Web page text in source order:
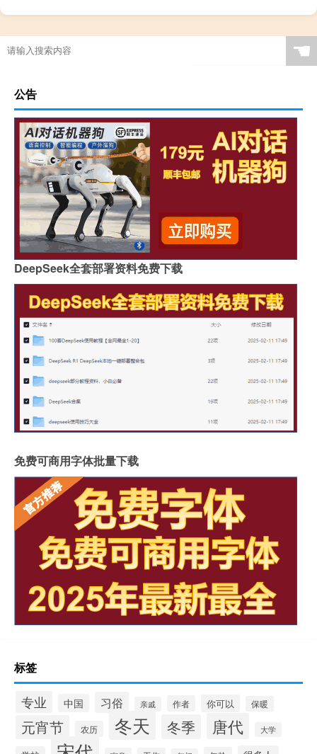
☚
公告
DeepSeek全套部署资料免费下载
免费可商用字体批量下载
标签
专业 中国 习俗 亲戚 作者 你可以 保暖
元宵节 农历 冬天 冬季 唐代 大学